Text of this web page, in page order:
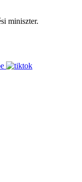
miniszter.